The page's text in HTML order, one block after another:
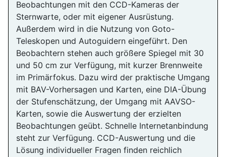
Beobachtungen mit den CCD-Kameras der
Sternwarte, oder mit eigener Ausrüstung.
Außerdem wird in die Nutzung von Goto-
Teleskopen und Autoguidern eingeführt. Den
Beobachtern stehen auch größere Spiegel mit 30
und 50 cm zur Verfügung, mit kurzer Brennweite
im Primärfokus. Dazu wird der praktische Umgang
mit BAV-Vorhersagen und Karten, eine DIA-Übung
der Stufenschätzung, der Umgang mit AAVSO-
Karten, sowie die Auswertung der erzielten
Beobachtungen geübt. Schnelle Internetanbindung
steht zur Verfügung. CCD-Auswertung und die
Lösung individueller Fragen finden reichlich